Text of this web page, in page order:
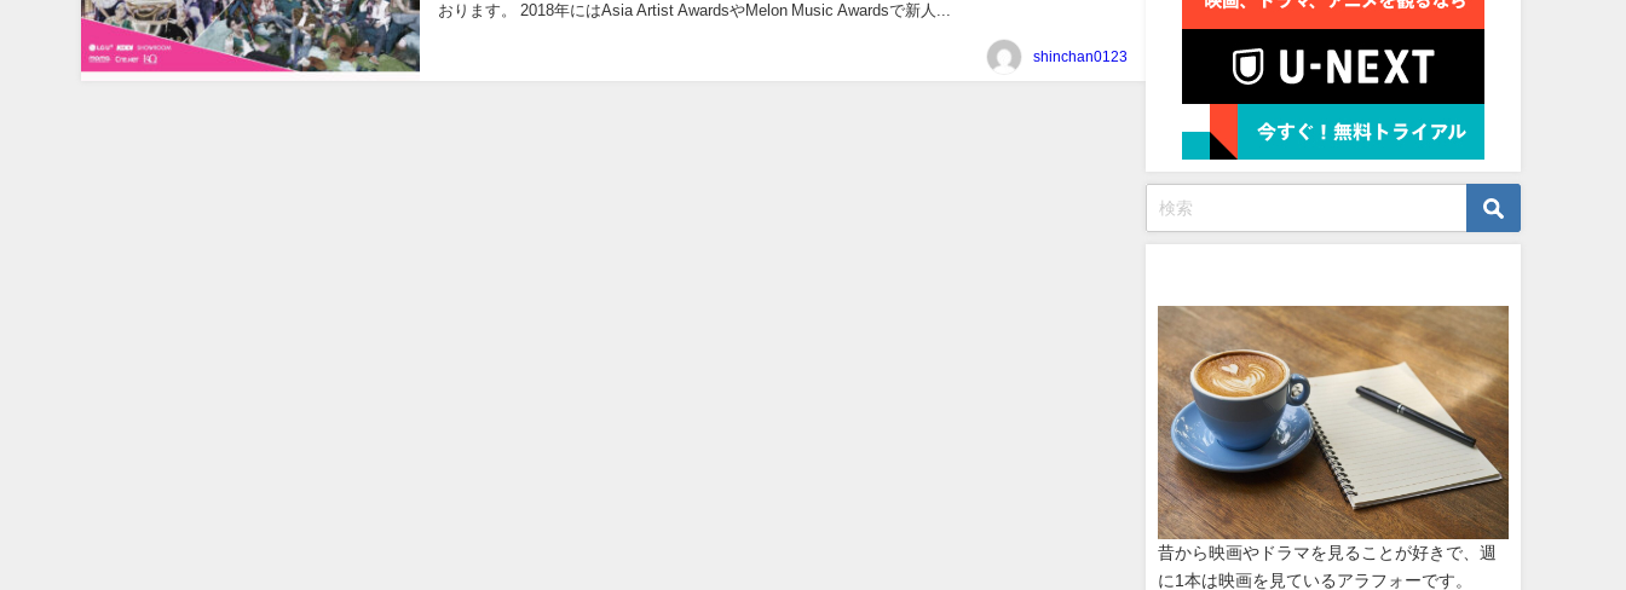
おります。 2018年にはAsia Artist AwardsやMelon Music Awardsで新人...
shinchan0123
昔から映画やドラマを見ることが好きで、週
に1本は映画を見ているアラフォーです。